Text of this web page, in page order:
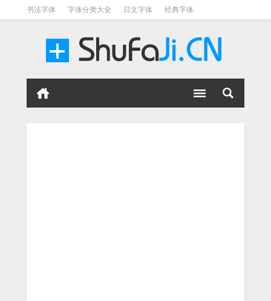
书法字体 字体分类大全 日文字体 经典字体